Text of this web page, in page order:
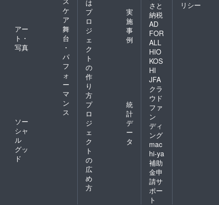
ケ
ア
アー
ト・
写真
舞
台
・
パ
フ
ォ
ー
マ
ン
ス
ソー
シャ
ル
グッ
ド
は
プ
ロ
ジ
ェ
ク
ト
の
作
り
方
実
施
事
例
プ
ロ
ジ
ェ
ク
ト
の
広
め
方
統
計
デ
ー
タ
さと
納税
AD
FOR
ALL
HIO
KOS
HI
JFA
クラ
ウド
ファ
ン
ディ
ング
mac
hi-ya
補助
金申
請サ
ポー
ト
リシー